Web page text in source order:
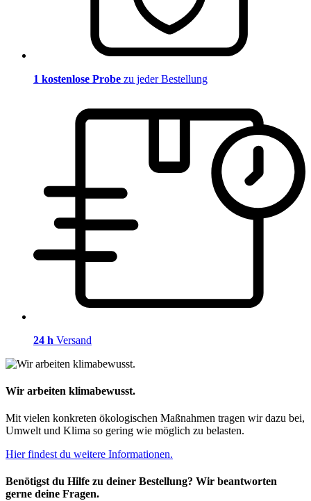
1 kostenlose Probe zu jeder Bestellung
24 h Versand
Wir arbeiten klimabewusst.
Mit vielen konkreten ökologischen Maßnahmen tragen wir dazu bei,
Umwelt und Klima so gering wie möglich zu belasten.
Hier findest du weitere Informationen.
Benötigst du Hilfe zu deiner Bestellung? Wir beantworten
gerne deine Fragen.